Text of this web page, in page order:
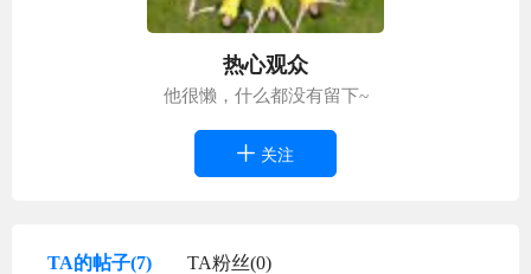
热心观众
他很懒，什么都没有留下~
关注
TA的帖子(7) TA粉丝(0)